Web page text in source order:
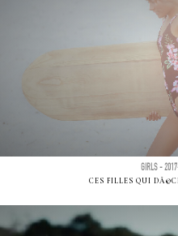
GIRLS -
CES FILLES QUI